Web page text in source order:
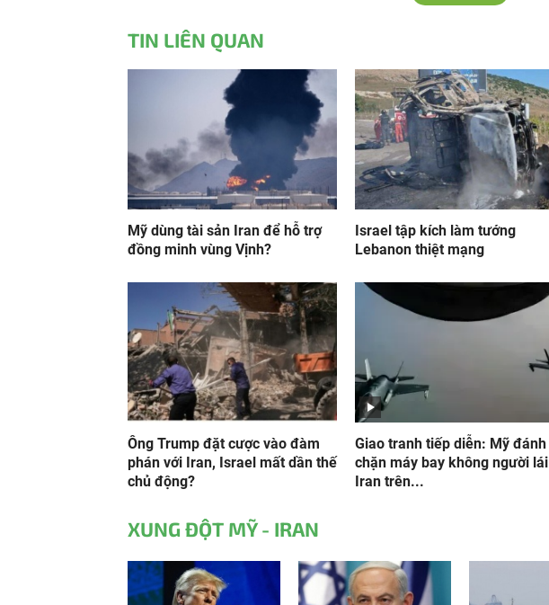
TIN LIÊN QUAN
Mỹ dùng tài sản Iran để hỗ trợ
đồng minh vùng Vịnh?
Israel tập kích làm tướng
Lebanon thiệt mạng
Ông Trump đặt cược vào đàm
phán với Iran, Israel mất dần thế
chủ động?
Giao tranh tiếp diễn: Mỹ đánh
chặn máy bay không người lái
Iran trên...
XUNG ĐỘT MỸ - IRAN